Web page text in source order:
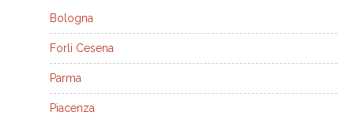
Bologna
Forli Cesena
Parma
Piacenza